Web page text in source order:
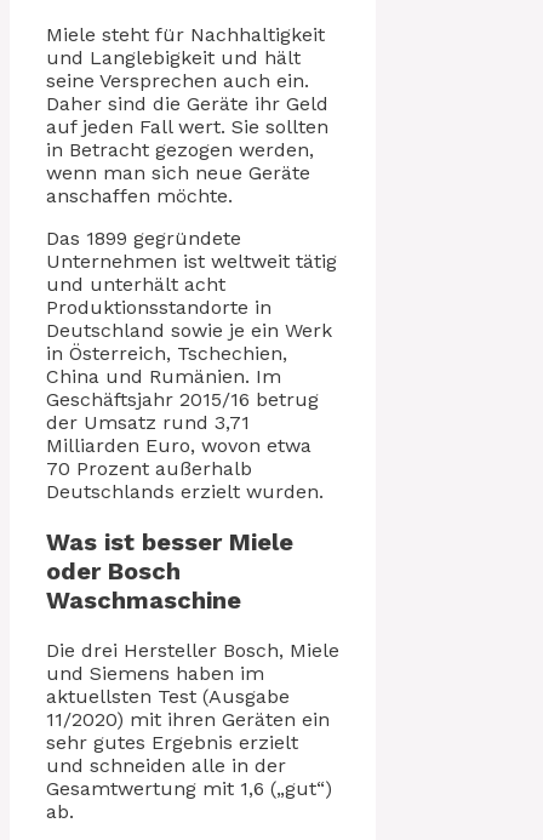
Miele steht für Nachhaltigkeit
und Langlebigkeit und hält
seine Versprechen auch ein.
Daher sind die Geräte ihr Geld
auf jeden Fall wert. Sie sollten
in Betracht gezogen werden,
wenn man sich neue Geräte
anschaffen möchte.
Das 1899 gegründete
Unternehmen ist weltweit tätig
und unterhält acht
Produktionsstandorte in
Deutschland sowie je ein Werk
in Österreich, Tschechien,
China und Rumänien. Im
Geschäftsjahr 2015/16 betrug
der Umsatz rund 3,71
Milliarden Euro, wovon etwa
70 Prozent außerhalb
Deutschlands erzielt wurden.
Was ist besser Miele
oder Bosch
Waschmaschine
Die drei Hersteller Bosch, Miele
und Siemens haben im
aktuellsten Test (Ausgabe
11/2020) mit ihren Geräten ein
sehr gutes Ergebnis erzielt
und schneiden alle in der
Gesamtwertung mit 1,6 („gut“)
ab.